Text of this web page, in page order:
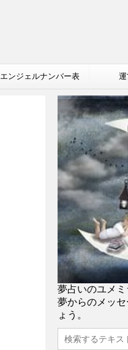
エンジェルナンバー表
夢占いのユメミ
夢からのメッ
ょう。